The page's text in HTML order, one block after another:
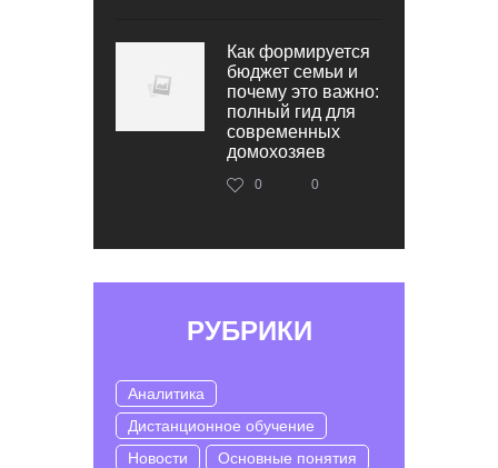
Как формируется
бюджет семьи и
почему это важно:
полный гид для
современных
домохозяев
0 0
РУБРИКИ
Аналитика
Дистанционное обучение
Новости
Основные понятия